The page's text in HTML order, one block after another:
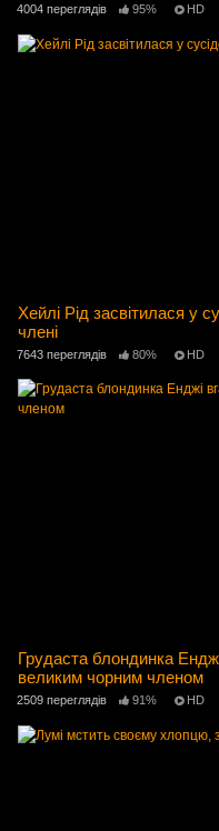
4004 переглядів 95% HD
Хейлі Рід засвітилася у
члені
7643 переглядів 80% HD
Грудаста блондинка
великим чорним членом
2509 переглядів 91% HD